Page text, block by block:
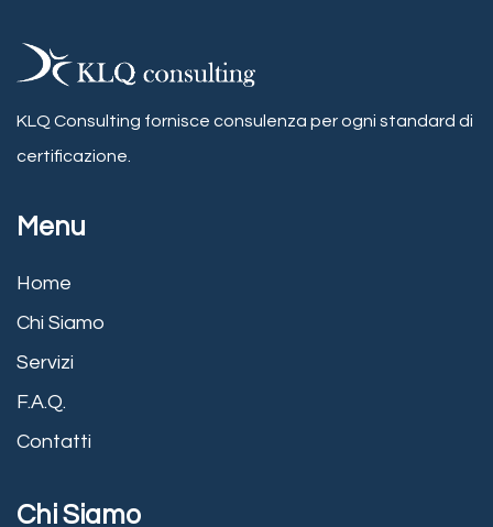
KLQ Consulting fornisce consulenza per ogni standard di
certificazione.
Menu
Home
Chi Siamo
Servizi
F.A.Q.
Contatti
Chi Siamo